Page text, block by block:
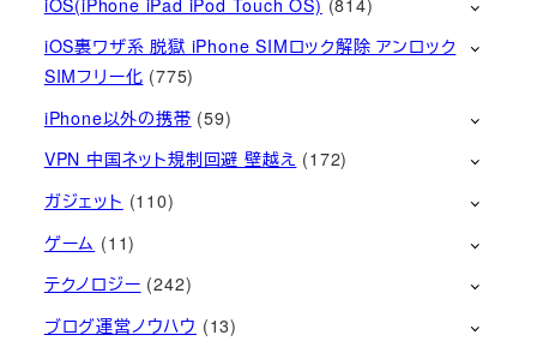
iOS裏ワザ系 脱獄 iPhone SIMロック解除 アンロック
SIMフリー化 (775)
iPhone以外の携帯 (59)
VPN 中国ネット規制回避 壁越え (172)
ガジェット (110)
ゲーム (11)
テクノロジー (242)
ブログ運営ノウハウ (13)